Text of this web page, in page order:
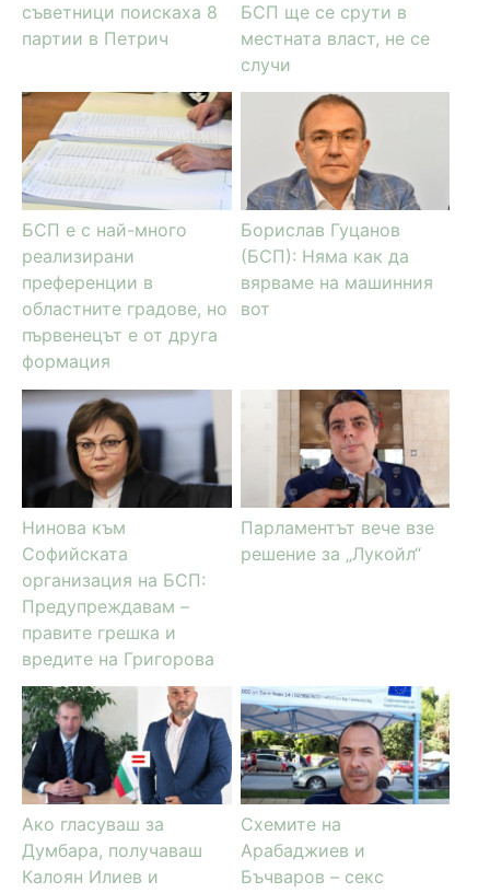
съветници поискаха 8
партии в Петрич
БСП ще се срути в
местната власт, не се
случи
БСП е с най-много
реализирани
преференции в
областните градове, но
първенецът е от друга
формация
Борислав Гуцанов
(БСП): Няма как да
вярваме на машинния
вот
Нинова към
Софийската
организация на БСП:
Предупреждавам –
правите грешка и
вредите на Григорова
Парламентът вече взе
решение за „Лукойл“
Ако гласуваш за
Думбара, получаваш
Калоян Илиев и
Схемите на
Арабаджиев и
Бъчваров – секс